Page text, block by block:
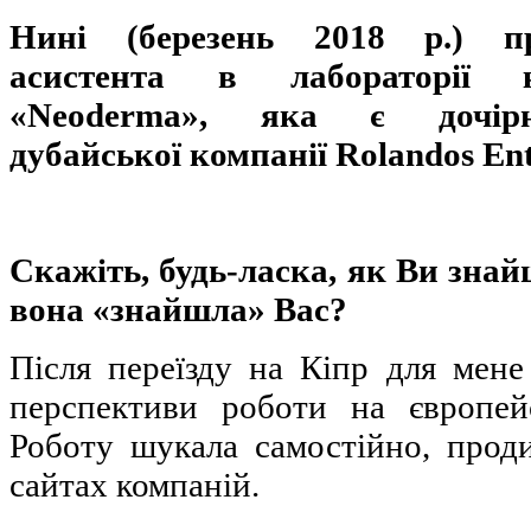
Нині (березень 2018 р.)
асистента в лабораторії
«Neoderma», яка є
дубайської компаніїRolandos
Скажіть, будь-ласка, як Ви
вона «знайшла» Вас?
Після переїзду на Кіпр для мене
перспективи роботи на
Роботу шукала самостійно,
сайтах компаній.